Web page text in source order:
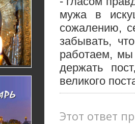
мужа в
сожалению,
забывать,
работаем, мы
держать
великого
Этот ответ